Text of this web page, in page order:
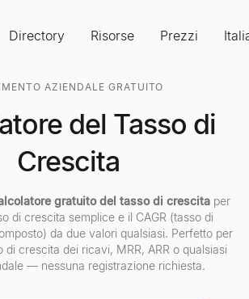
Directory Risorse Prezzi
AZIENDALE GRATUITO
del Tasso di
Crescita
gratuito del tasso di crescitaper
di crescita semplice e il CAGR (tasso di
da due valori qualsiasi. Perfetto per
di crescita dei ricavi, MRR, ARR o qualsiasi
— nessuna registrazione richiesta.